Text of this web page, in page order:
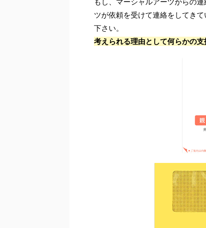
もし、マーシャルアーツからの
ツが依頼を受けて連絡をしてき
下さい。
考えられる理由として何らかの